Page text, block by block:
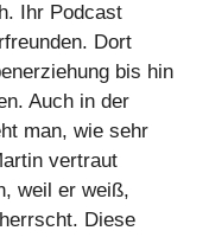
Ihr Podcast
Dort
bis hin
Auch in der
man, wie sehr
vertraut
weil er weiß,
Diese